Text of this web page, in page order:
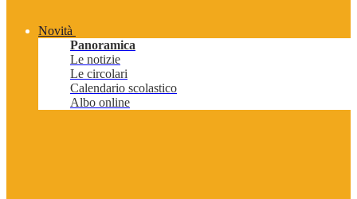
Novità
Panoramica
Le notizie
Le circolari
Calendario scolastico
Albo online